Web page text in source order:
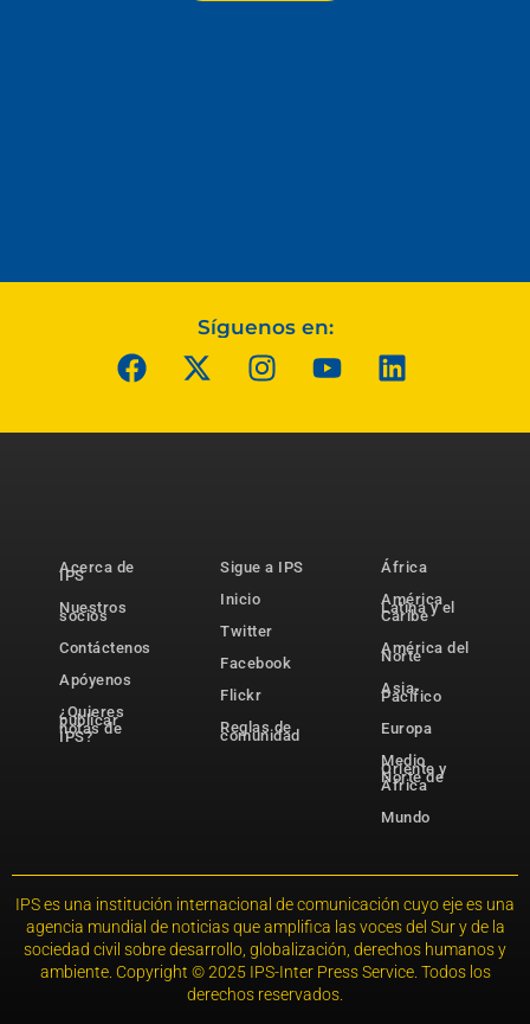
Síguenos en:
Acerca de
IPS
Nuestros
socios
Contáctenos
Apóyenos
¿Quieres
publicar
notas de
IPS?
Sigue a IPS
Inicio
Twitter
Facebook
Flickr
Reglas de
comunidad
África
América
Latina y el
Caribe
América del
Norte
Asia-
Pacífico
Europa
Medio
Oriente y
Norte de
África
Mundo
IPS es una institución internacional de comunicación cuyo eje es una
agencia mundial de noticias que amplifica las voces del Sur y de la
sociedad civil sobre desarrollo, globalización, derechos humanos y
ambiente. Copyright © 2025 IPS-Inter Press Service. Todos los
derechos reservados.